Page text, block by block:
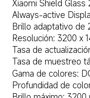
Xiaomi Shield Glass
Always-active
Brillo adaptativo de
Resolución: 3200 x
Tasa de
Tasa de muestreo
Gama de colores:
Profundidad de